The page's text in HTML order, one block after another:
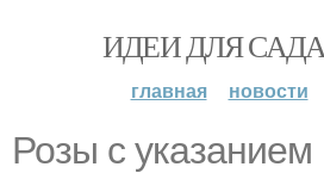
ИДЕИ ДЛЯ
главная новости
Розы с указанием